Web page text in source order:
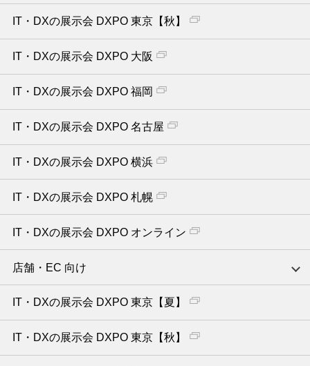
IT・DXの展示会 DXPO 東京【秋】
IT・DXの展示会 DXPO 大阪
IT・DXの展示会 DXPO 福岡
IT・DXの展示会 DXPO 名古屋
IT・DXの展示会 DXPO 横浜
IT・DXの展示会 DXPO 札幌
IT・DXの展示会 DXPO オンライン
店舗・EC 向け
IT・DXの展示会 DXPO 東京【夏】
IT・DXの展示会 DXPO 東京【秋】